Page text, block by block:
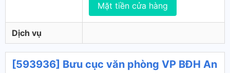
Mặt tiền cửa hàng
Dịch vụ
[593936] Bưu cục văn phòng VP BĐH An